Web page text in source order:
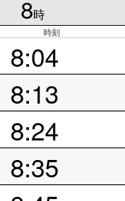
8時
時刻
8:04
8:13
8:24
8:35